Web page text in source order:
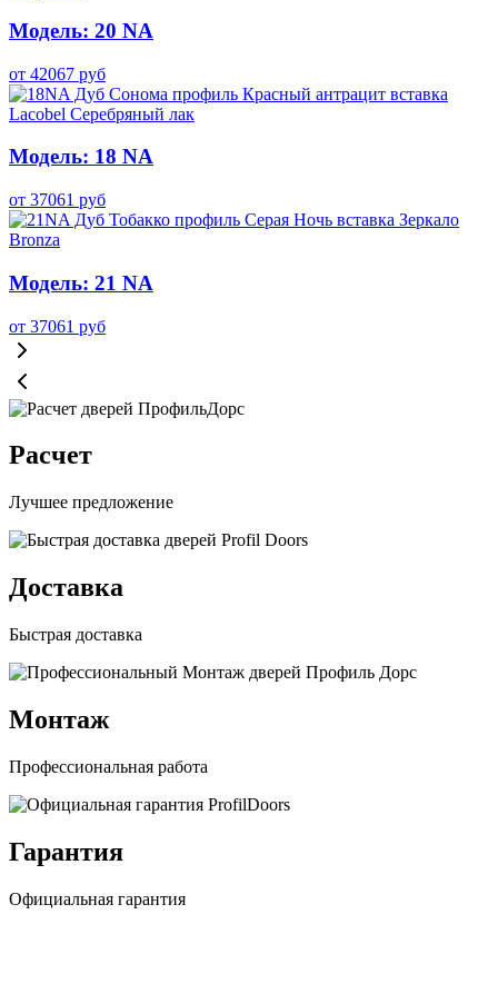
Модель: 20 NA
от 42067 руб
Модель: 18 NA
от 37061 руб
Модель: 21 NA
от 37061 руб
Расчет
Лучшее предложение
Доставка
Быстрая доставка
Монтаж
Профессиональная работа
Гарантия
Официальная гарантия